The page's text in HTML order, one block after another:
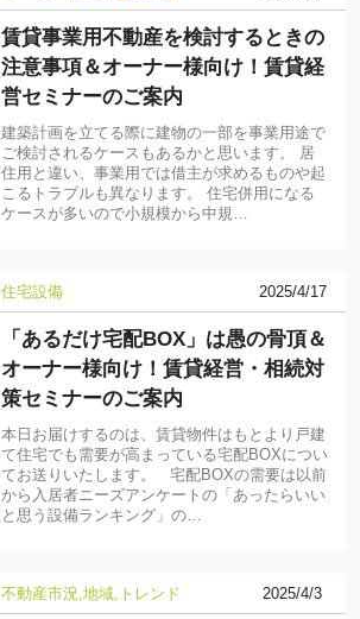
賃貸事業用不動産を検討するときの
注意事項＆オーナー様向け！賃貸経
営セミナーのご案内
建築計画を立てる際に建物の一部を事業用途で
ご検討されるケースもあるかと思います。 居
住用と違い、事業用では借主が求めるものや起
こるトラブルも異なります。 住宅併用になる
ケースが多いので小規模から中規…
住宅設備 2025/4/17
「あるだけ宅配BOX」は愚の骨頂＆
オーナー様向け！賃貸経営・相続対
策セミナーのご案内
本日お届けするのは、賃貸物件はもとより戸建
て住宅でも需要が高まっている宅配BOXについ
てお送りいたします。 宅配BOXの需要は以前
から入居者ニーズアンケートの「あったらいい
と思う設備ランキング」の…
不動産市況 地域 トレンド 2025/4/3